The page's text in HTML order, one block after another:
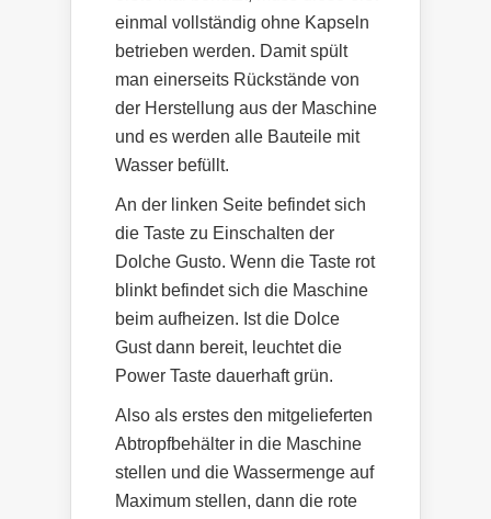
einmal vollständig ohne Kapseln
betrieben werden. Damit spült
man einerseits Rückstände von
der Herstellung aus der Maschine
und es werden alle Bauteile mit
Wasser befüllt.
An der linken Seite befindet sich
die Taste zu Einschalten der
Dolche Gusto. Wenn die Taste rot
blinkt befindet sich die Maschine
beim aufheizen. Ist die Dolce
Gust dann bereit, leuchtet die
Power Taste dauerhaft grün.
Also als erstes den mitgelieferten
Abtropfbehälter in die Maschine
stellen und die Wassermenge auf
Maximum stellen, dann die rote